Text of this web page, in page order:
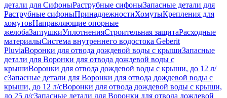
детали для СифоныРаструбные сифоныЗапасные детали для
Раструбные сифоныПринадлежностиХомутыКрепления для
хомутовНаправляющие опорные
желобаЗаглушкиУплотненияСтроительная защитаРасходные
материалыСистема внутреннего водостока Geberit
PluviaВоронки для отвода дождевой воды с крышиЗапасные
детали для Воронки для отвода дождевой воды с
крышиВоронки для отвода дождевой воды с крыши, до 12 л/
сЗапасные детали для Воронки для отвода дождевой воды с
крыши, до 12 л/сВоронки для отвода дождевой воды с крыши,
до 25 л/сЗапасные детали для Воронки для отвода дождевой